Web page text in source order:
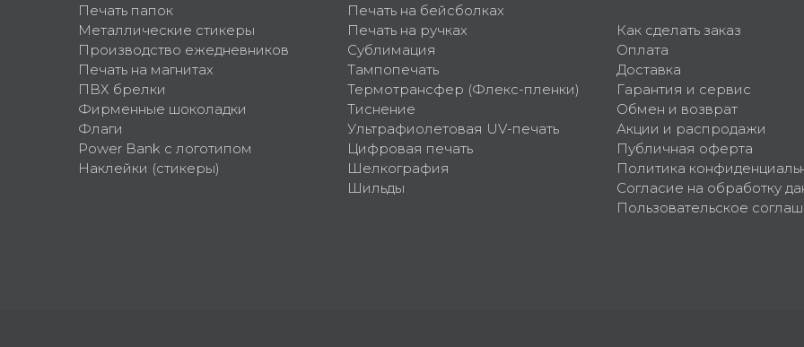
Печать папок
Металлические стикеры
Производство ежедневников
Печать на магнитах
ПВХ брелки
Фирменные шоколадки
Флаги
Power Bank с логотипом
Наклейки (стикеры)
Печать на бейсболках
Печать на ручках
Сублимация
Тампопечать
Термотрансфер (Флекс-пленки)
Тиснение
Ультрафиолетовая UV-печать
Цифровая печать
Шелкография
Шильды
Как сделать заказ
Оплата
Доставка
Гарантия и сервис
Обмен и возврат
Акции и распродажи
Публичная оферта
Политика
Согласие на обработку
Пользовательское